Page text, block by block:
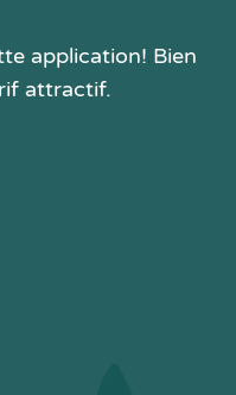
application! Bien
attractif.